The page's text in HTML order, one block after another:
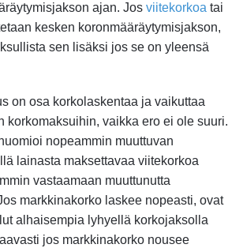
ajan. Jos viitekorkoa tai
kesken koronmääräytymisjakson,
sen lisäksi jos se on yleensä
on osa korkolaskentaa ja vaikuttaa
korkomaksuihin, vaikka ero ei ole suuri.
nopeammin muuttuvan
lainasta maksettavaa viitekorkoa
vastaamaan muuttunutta
markkinakorko laskee nopeasti, ovat
alhaisempia lyhyellä korkojaksolla
jos markkinakorko nousee